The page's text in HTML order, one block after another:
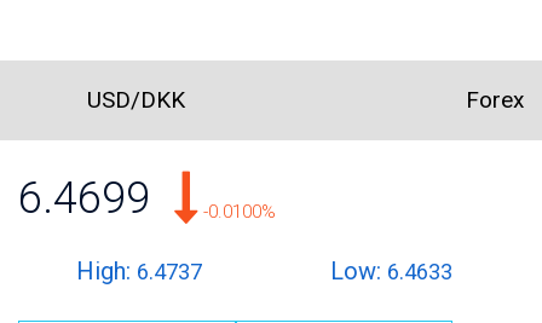
USD/DKK Forex
6.4699 -0.0100%
High: 6.4737 Low: 6.4633